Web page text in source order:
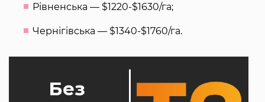
Рівненська — $1220-$1630/га;
Чернігівська — $1340-$1760/га.